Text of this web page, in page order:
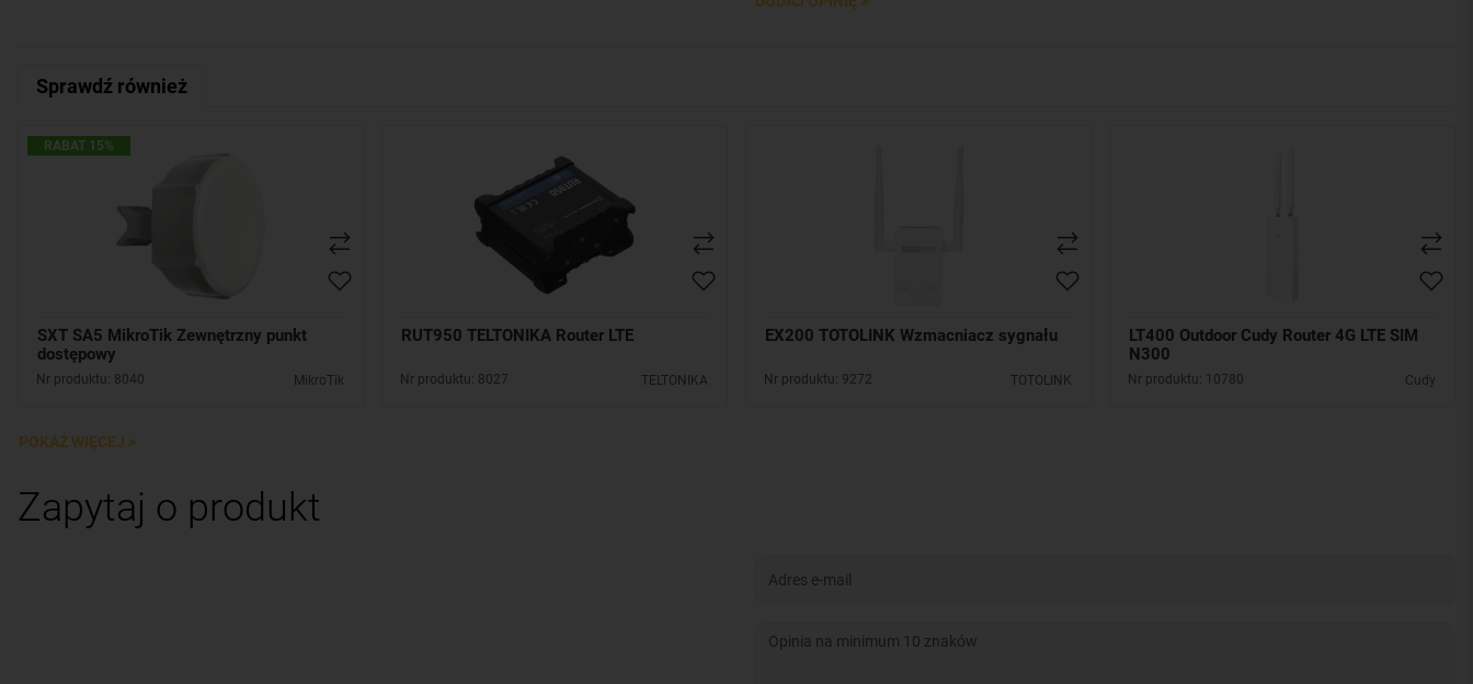
Sprawdź również
RABAT 15%
SXT SA5 MikroTik Zewnętrzny punkt
dostępowy
Nr produktu: 8040 MikroTik
RUT950 TELTONIKA Router LTE
Nr produktu: 8027 TELTONIKA
EX200 TOTOLINK Wzmacniacz sygnału
Nr produktu: 9272 TOTOLINK
LT400 Outdoor Cudy Router 4G LTE SIM
N300
Nr produktu: 10780 Cudy
POKAŻ WIĘCEJ >
Zapytaj o produkt